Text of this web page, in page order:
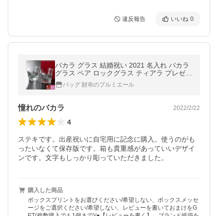
違反報告 いいね 0
バカラ グラス 結婚祝い 2021 名入れ バカラ
グラス ペア ロックグラス ティアラ プレゼン
ト 2客 セット タンブラー イヤータンブラー
グラスセット
バッグ 財布のプルミエール
憧れのバカラ 2022/2/22
4
ステキです。出産祝いに自宅用に記念に購入。使うのがも
ったいなくて保存版です。箱も貴重感があっていいデザイ
ンです。文字もしっかり彫っていただきました。
購入した商品
ボックスプリントをお選びください/希望しない、ボックスメッセ
ージをご選択ください/希望しない、レビューを書いておまけをG